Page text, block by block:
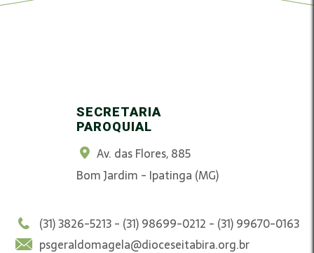
SECRETARIA
PAROQUIAL
Av. das Flores, 885
Bom Jardim - Ipatinga (MG)
(31) 3826-5213 - (31) 98699-0212 - (31) 99670-0163
psgeraldomagela@dioceseitabira.org.br